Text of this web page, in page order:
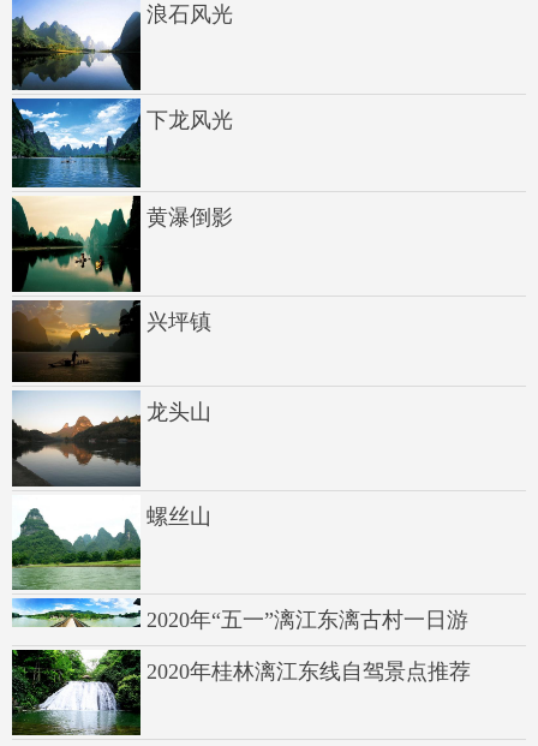
浪石风光
下龙风光
黄瀑倒影
兴坪镇
龙头山
螺丝山
2020年“五一”漓江东漓古村一日游
2020年桂林漓江东线自驾景点推荐